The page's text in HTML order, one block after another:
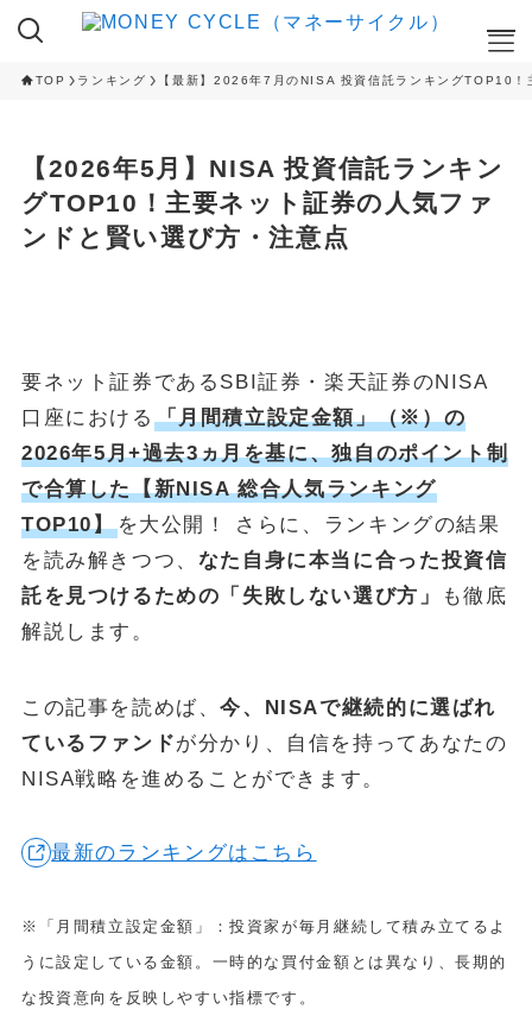
NISA
iDeCo
CAMPAIGN
ハイステータスカード 入会キャンペーン
ネット証券 新規口座開設キャンペーン
CAMPAIGN
金・プラチナ買取相場
Vintage Watch Market
シニア
コラム
NEW
銘柄
ヴィンテージウォッチを「資産」として持つという選択
50代・60代の物価高対策｜株主優待で食費と日用品を賢く浮かせ
TOP ランキング 【最新】2026年7月のNISA 投資信託ランキングTOP10
【2026年5月】NISA 投資信託ランキン
グTOP10！主要ネット証券の人気ファ
ンドと賢い選び方・注意点
要ネット証券であるSBI証券・楽天証券のNISA
口座における 「月間積立設定金額」（※）の
2026年5月+過去3ヵ月を基に、独自のポイント制
で合算した【新NISA 総合人気ランキング
TOP10】を大公開！ さらに、ランキングの結果
を読み解きつつ、 なた自身に本当に合った投資信
託を見つけるための「失敗しない選び方」
も徹底
解説します。
この記事を読めば、今、NISAで継続的に選ばれ
ているファンドが分かり、自信を持ってあなたの
NISA戦略を進めることができます。
最新のランキングはこちら
※「月間積立設定金額」：投資家が毎月継続して積み立てるよ
うに設定している金額。一時的な買付金額とは異なり、長期的
な投資意向を反映しやすい指標です。